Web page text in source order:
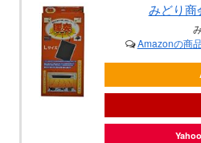
みどり商
Amazonの商